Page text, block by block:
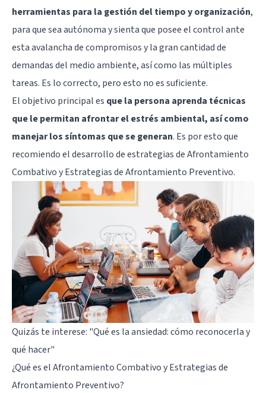
herramientas para la gestión del tiempo y organización,
para que sea autónoma y sienta que posee el control ante
esta avalancha de compromisos y la gran cantidad de
demandas del medio ambiente, así como las múltiples
tareas. Es lo correcto, pero esto no es suficiente.
El objetivo principal es que la persona aprenda técnicas
que le permitan afrontar el estrés ambiental, así como
manejar los síntomas que se generan. Es por esto que
recomiendo el desarrollo de estrategias de Afrontamiento
Combativo y Estrategias de Afrontamiento Preventivo.
Quizás te interese: "Qué es la ansiedad: cómo reconocerla y
qué hacer"
¿Qué es el Afrontamiento Combativo y Estrategias de
Afrontamiento Preventivo?